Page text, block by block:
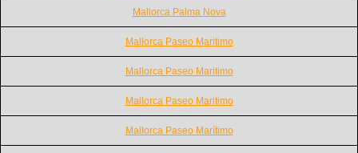
Mallorca Palma Nova
Mallorca Paseo Maritimo
Mallorca Paseo Maritimo
Mallorca Paseo Maritimo
Mallorca Paseo Marítimo